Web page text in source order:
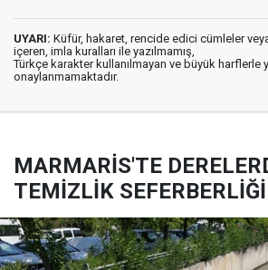
UYARI: Küfür, hakaret, rencide edici cümleler
içeren, imla kuralları ile yazılmamış,
Türkçe karakter kullanılmayan ve büyük harflerle
onaylanmamaktadır.
MARMARİS'TE
TEMİZLİK SEFERBERLİĞİ